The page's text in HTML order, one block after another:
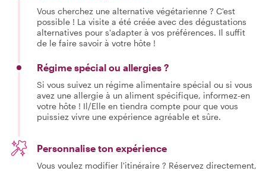
Vous cherchez une alternative végétarienne ? C'est
possible ! La visite a été créée avec des dégustations
alternatives pour s'adapter à vos préférences. Il suffit
de le faire savoir à votre hôte !
Régime spécial ou allergies ?
Si vous suivez un régime alimentaire spécial ou si vous
avez une allergie à un aliment spécifique, informez-en
votre hôte ! Il/Elle en tiendra compte pour que vous
puissiez vivre une expérience agréable et sûre.
Personnalise ton expérience
Vous voulez modifier l'itinéraire ? Réservez directement,